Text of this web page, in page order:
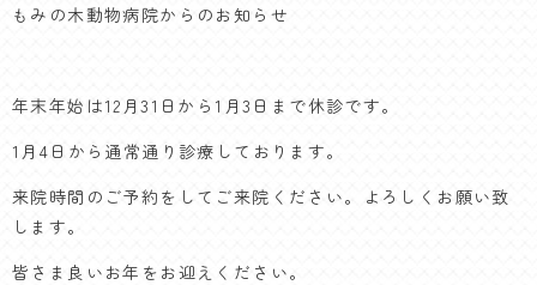
もみの木動物病院からのお知らせ
年末年始は12月31日から1月3日まで休診です。
1月4日から通常通り診療しております。
来院時間のご予約をしてご来院ください。よろしくお願い致
します。
皆さま良いお年をお迎えください。